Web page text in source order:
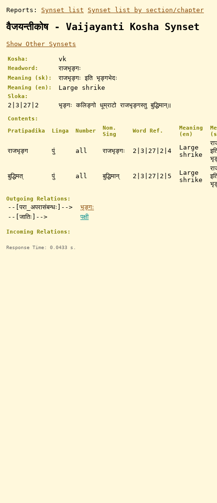
Reports: Synset list Synset list by section/chapter
वैजयन्तीकोष - Vaijayanti Kosha Synset
Show Other Synsets
Kosha: vk
Headword: राजभृङ्गः
Meaning (sk): राजभृङ्गः इति भृङ्गभेदः
Meaning (en): Large shrike
Sloka:
2|3|27|2 भृङ्गः कलिङ्गो धूम्राटो राजभृङ्गस्तु बुद्धिमान्॥
Contents:
Pratipadika
Linga Number
Nom.
Sing
Word Ref.
Meaning
(en)
राजभृङ्ग पुं all राजभृङ्गः 2|3|27|2|4
Large
shrike
बुद्धिमत् पुं all बुद्धिमान् 2|3|27|2|5
Large
shrike
Outgoing Relations:
--[परा_अपरासंबन्धः]-->
भृङ्गः
--[जातिः]-->
पक्षी
Incoming Relations:
Response Time: 0.0433 s.